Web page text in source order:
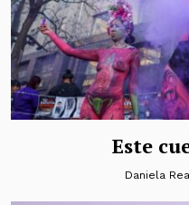
Este
Daniela Rea